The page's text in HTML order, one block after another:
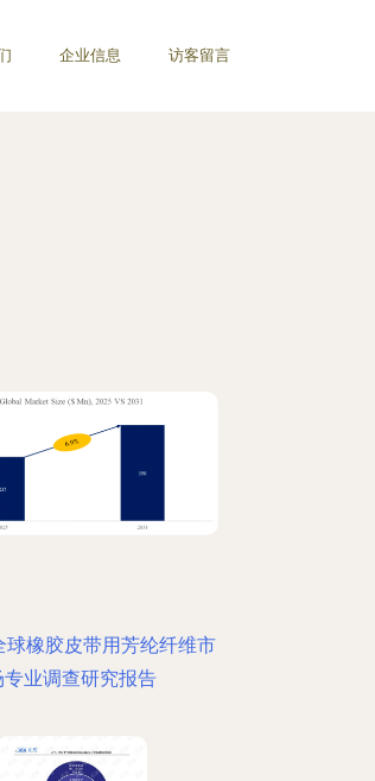
企业信息 访客留言
球橡胶皮带用芳纶纤维市
专业调查研究报告